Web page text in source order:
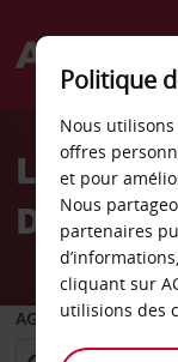
Welcome
Avis
Durban
AGENCE DE DÉPART
Politique
Nous
offres
et pour
Nous
partenaires
cliquant sur
utilisions des